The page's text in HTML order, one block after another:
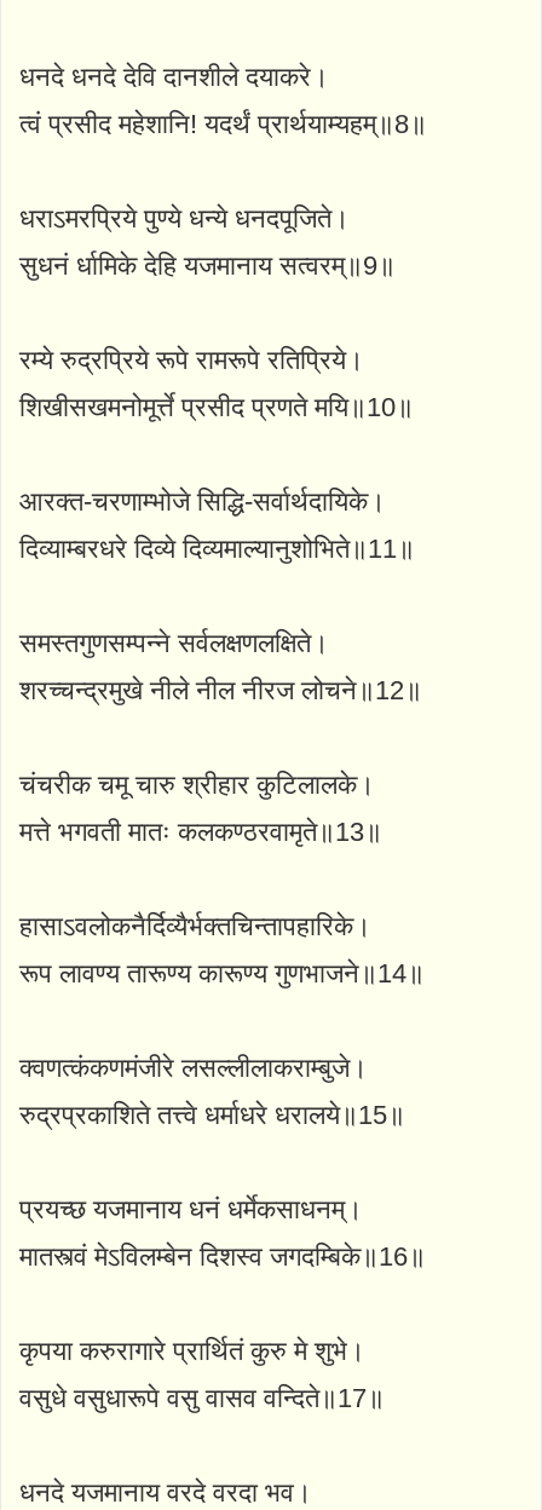
धनदे धनदे देवि दानशीले दयाकरे।
त्वं प्रसीद महेशानि! यदर्थं प्रार्थयाम्यहम्॥8॥
धराऽमरप्रिये पुण्ये धन्ये धनदपूजिते।
सुधनं र्धामिके देहि यजमानाय सत्वरम्॥9॥
रम्ये रुद्रप्रिये रूपे रामरूपे रतिप्रिये।
शिखीसखमनोमूर्त्ते प्रसीद प्रणते मयि॥10॥
आरक्त-चरणाम्भोजे सिद्धि-सर्वार्थदायिके।
दिव्याम्बरधरे दिव्ये दिव्यमाल्यानुशोभिते॥11॥
समस्तगुणसम्पन्ने सर्वलक्षणलक्षिते।
शरच्चन्द्रमुखे नीले नील नीरज लोचने॥12॥
चंचरीक चमू चारु श्रीहार कुटिलालके।
मत्ते भगवती मातः कलकण्ठरवामृते॥13॥
हासाऽवलोकनैर्दिव्यैर्भक्तचिन्तापहारिके।
रूप लावण्य तारूण्य कारूण्य गुणभाजने॥14॥
क्वणत्कंकणमंजीरे लसल्लीलाकराम्बुजे।
रुद्रप्रकाशिते तत्त्वे धर्माधरे धरालये॥15॥
प्रयच्छ यजमानाय धनं धर्मेकसाधनम्।
मातस्त्वं मेऽविलम्बेन दिशस्व जगदम्बिके॥16॥
कृपया करुरागारे प्रार्थितं कुरु मे शुभे।
वसुधे वसुधारूपे वसु वासव वन्दिते॥17॥
धनदे यजमानाय वरदे वरदा भव।